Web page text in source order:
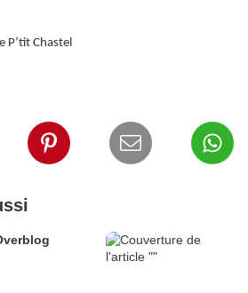
P’tit Chastel
publié depuis Overblog